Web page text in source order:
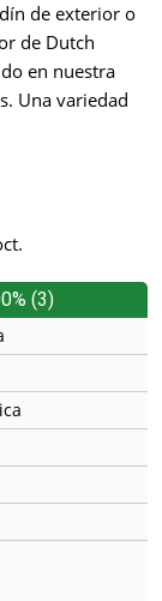
de exterior o
de Dutch
en nuestra
Una variedad
(3)